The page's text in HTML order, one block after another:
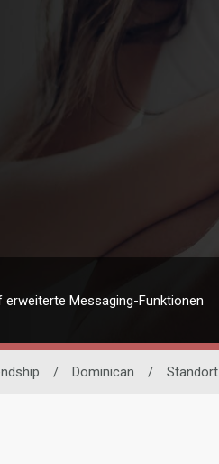
Messaging-Funktionen
/ Dominican / Standort